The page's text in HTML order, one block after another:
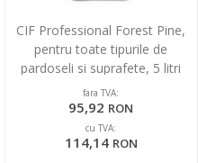
CIF Professional Forest Pine,
pentru toate tipurile de
pardoseli si suprafete, 5 litri
fara TVA:
95,92 RON
cu TVA:
114,14 RON